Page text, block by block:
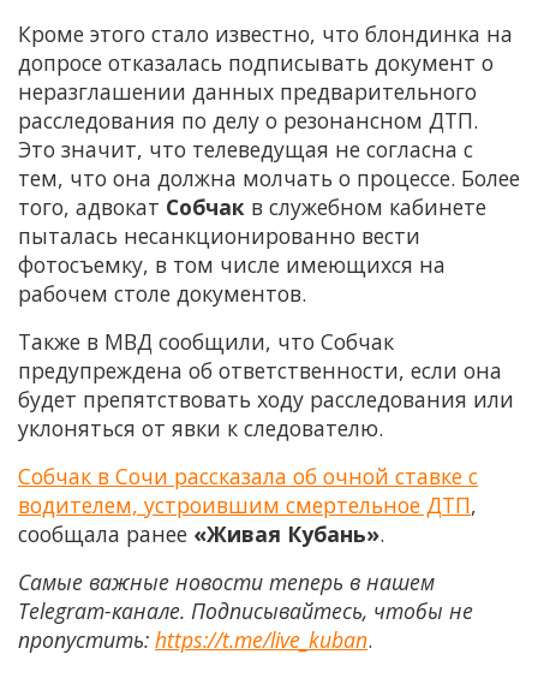
Кроме этого стало известно, что блондинка на
допросе отказалась подписывать документ о
неразглашении данных предварительного
расследования по делу о резонансном ДТП.
Это значит, что телеведущая не согласна с
тем, что она должна молчать о процессе. Более
того, адвокат Собчак в служебном кабинете
пыталась несанкционированно вести
фотосъемку, в том числе имеющихся на
рабочем столе документов.
Также в МВД сообщили, что Собчак
предупреждена об ответственности, если она
будет препятствовать ходу расследования или
уклоняться от явки к следователю.
Собчак в Сочи рассказала об очной ставке с
водителем, устроившим смертельное ДТП,
сообщала ранее «Живая Кубань».
Самые важные новости теперь в нашем
Telegram-канале. Подписывайтесь, чтобы не
пропустить: https://t.me/live_kuban.